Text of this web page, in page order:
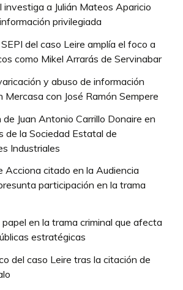
investiga a Julián Mateos Aparicio
privilegiada
del caso Leire amplía el foco a
como Mikel Arrarás de Servinabar
y abuso de información
Mercasa con José Ramón Sempere
de Juan Antonio Carrillo Donaire en
de la Sociedad Estatal de
Industriales
Acciona citado en la Audiencia
participación en la trama
en la trama criminal que afecta
estratégicas
del caso Leire tras la citación de